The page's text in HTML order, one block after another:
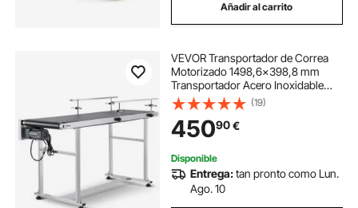
Añadir al carrito
VEVOR Transportador de Correa
Motorizado 1498,6x398,8 mm
Transportador Acero Inoxidable
Cinta Transportadora de PVC
Antiestática Barandilla Doble para
Aplicación de Codificación por
Inyección de Tinta
(19)
45090€
Disponible
Entrega:tan pronto como Lun.
Ago. 10